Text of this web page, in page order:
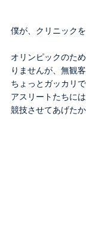
僕が、クリニック
オリンピックのた
りませんが、無観
ちょっとガッカリで
アスリートたちに
競技させてあげた